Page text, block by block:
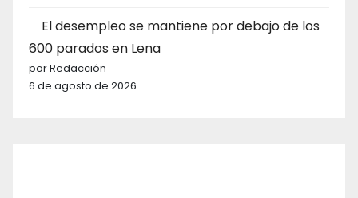
El desempleo se mantiene por debajo de los
600 parados en Lena
por Redacción
6 de agosto de 2026